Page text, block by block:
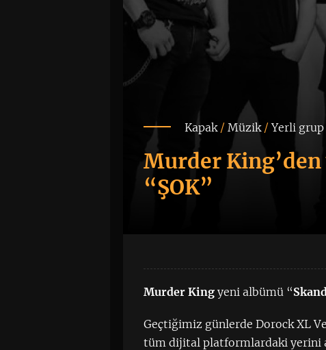
Kapak/Müzik/Yerli grup
Murder
“ŞOK”
Murder Kingyeni albümü “
Geçtiğimiz günlerde Dorock XL
tüm dijital platformlardaki yerini